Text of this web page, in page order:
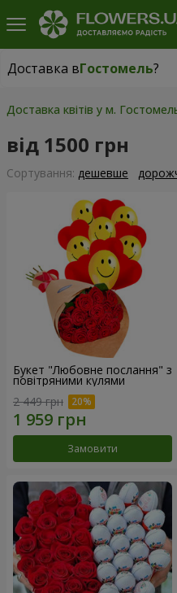
Доставка вГостомель?
Доставка вГостомель|
Доставка квітів у м.
від 1500 грн
Сортування: дешевше
Букет "Любовне послання" з
повітряними кулями
2 449 грн
Замовити